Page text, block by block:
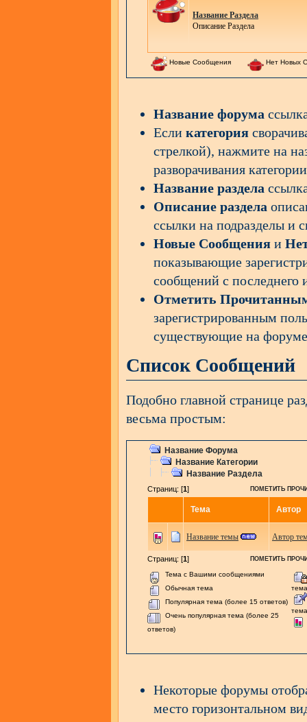
Название Раздела
Описание Раздела
Новые Сообщения Нет Новых
Название форума
Есликатегория
стрелкой), нажмите на
разворачивания
Название раздела
Описание раздела
ссылки на подразделы и
Новые Сообщения и
показывающие
сообщений с последнего
Отметить
зарегистрированным
существующие на
Список Сообщений
Подобно главной странице
весьма простым:
Название Форума
Название Категории
Название Раздела
Страниц: [1] ПОМЕТИТЬ
Тема Автор
Название темы Автор
Страниц: [1] ПОМЕТИТЬ
Тема с Вашими сообщениями
Обычная тема
Популярная тема (более 15 ответов)
Очень популярная тема (более 25
ответов)
Некоторые форумы
место горизонтальном